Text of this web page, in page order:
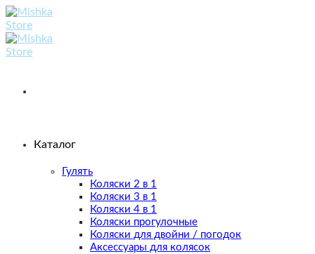
Skip
to
content
Каталог
Гулять
Коляски 2 в 1
Коляски 3 в 1
Коляски 4 в 1
Коляски прогулочные
Коляски для двойни / погодок
Аксессуары для колясок